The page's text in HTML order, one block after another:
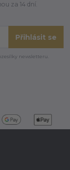
za 14 dní.
Přihlásit se
newsletteru.